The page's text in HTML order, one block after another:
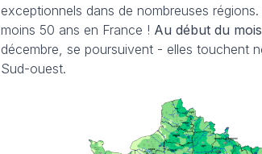
exceptionnels dans de nombreuses
moins 50 ans en France ! Au début du
décembre, se poursuivent - elles touchent
Sud-ouest.